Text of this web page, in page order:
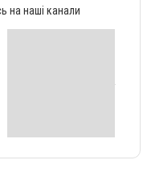
на наші канали